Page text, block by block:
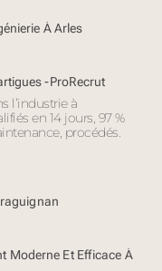
À Arles
-ProRecrut
l’industrie à
en 14 jours, 97 %
procédés.
Moderne Et Efficace À